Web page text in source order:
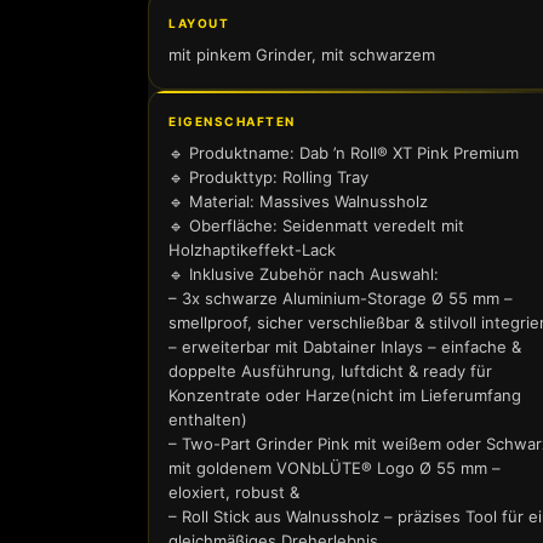
LAYOUT
mit pinkem Grinder, mit schwarzem
EIGENSCHAFTEN
🔹 Produktname: Dab ’n Roll® XT Pink Premium
🔹 Produkttyp: Rolling Tray
🔹 Material: Massives Walnussholz
🔹 Oberfläche: Seidenmatt veredelt mit
Holzhaptikeffekt-Lack
🔹 Inklusive Zubehör nach Auswahl:
– 3x schwarze Aluminium-Storage Ø 55 mm –
smellproof, sicher verschließbar & stilvoll
– erweiterbar mit Dabtainer Inlays – einfache &
doppelte Ausführung, luftdicht & ready für
Konzentrate oder Harze(nicht im Lieferumfang
enthalten)
– Two-Part Grinder Pink mit weißem oder
mit goldenem VONbLÜTE® Logo Ø 55 mm –
eloxiert, robust &
– Roll Stick aus Walnussholz – präzises Tool für